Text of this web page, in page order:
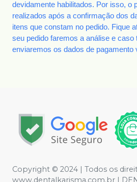
devidamente habilitados. Por isso, o
realizados após a confirmação dos
itens que constam no pedido. Fique
seu pedido faremos a análise e caso
enviaremos os dados de pagamento
Copyright © 2024 | Todos os
www.dentalkarisma.com.br |